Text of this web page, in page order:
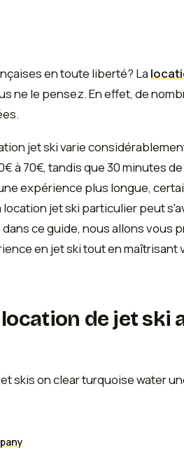
en toute liberté? La
ne le pensez. En effet, de
jet ski varie
à 70€, tandis que 30 minutes
expérience plus longue,
location jet ski particulier peut
ce guide, nous allons
en jet ski tout en maîtrisant
de jet ski